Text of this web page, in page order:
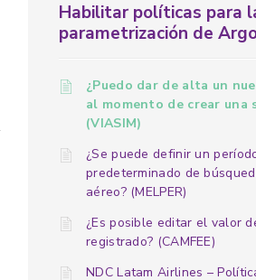
Habilitar políticas para
parametrización de
¿Puedo dar de alta un
al momento de crear una
(VIASIM)
¿Se puede definir un
predeterminado de
aéreo? (MELPER)
¿Es posible editar el valor
registrado? (CAMFEE)
NDC Latam Airlines –